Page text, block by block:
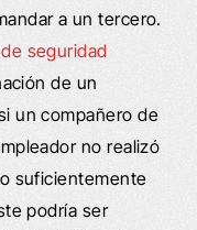
a un tercero.
seguridad
de un
un compañero de
no realizó
suficientemente
podría ser